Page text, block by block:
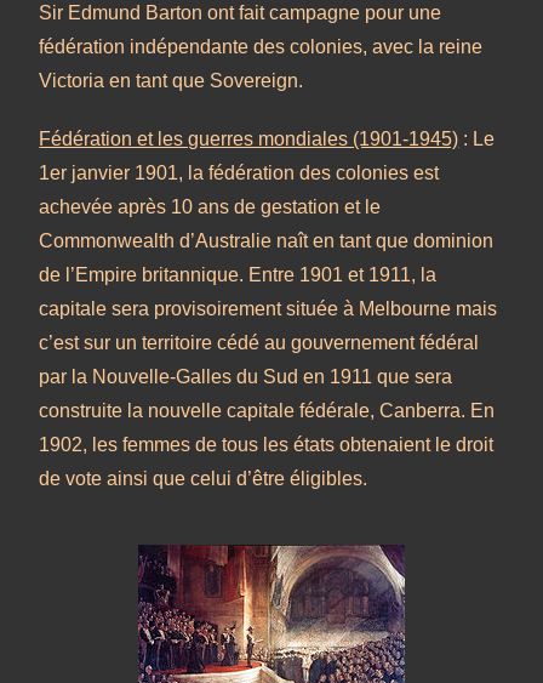
Sir Edmund Barton ont fait campagne pour une
fédération indépendante des colonies, avec la reine
Victoria en tant que Sovereign.
Fédération et les guerres mondiales (1901-1945) : Le
1er janvier 1901, la fédération des colonies est
achevée après 10 ans de gestation et le
Commonwealth d’Australie naît en tant que dominion
de l’Empire britannique. Entre 1901 et 1911, la
capitale sera provisoirement située à Melbourne mais
c’est sur un territoire cédé au gouvernement fédéral
par la Nouvelle-Galles du Sud en 1911 que sera
construite la nouvelle capitale fédérale, Canberra. En
1902, les femmes de tous les états obtenaient le droit
de vote ainsi que celui d’être éligibles.